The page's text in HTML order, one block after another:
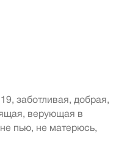
заботливая, добрая,
верующая в
пью, не матерюсь,